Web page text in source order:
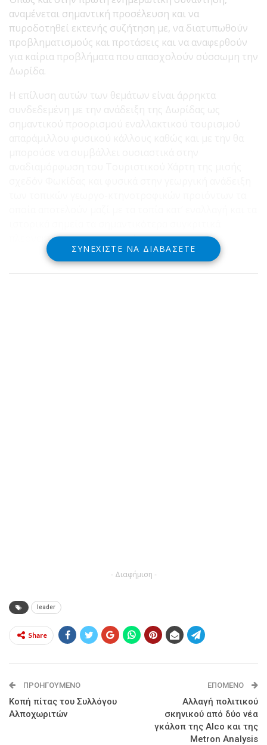
αναμένεται σημαντική προσέλευση και να
πυροδοτηθεί εκτενής συζήτηση με, να διατυπωθούν
προβληματισμούς και προτάσεις και να αναφερθούν
για καίρια προβλήματα που απασχολούν σύσσωμη την
Δωρίδα.
Η επίλυση αυτών των θεμάτων είναι άρρηκτα
συνδεδεμένη με την ανάδειξη της Δωρίδας ως
πλεονεκτήματα της περιοχής μας.
ΣΥΝΕΧΊΣΤΕ ΝΑ ΔΙΑΒΆΣΕΤΕ
- Διαφήμιση -
leader
Share
ΠΡΟΗΓΟΎΜΕΝΟ
Κοπή πίτας του Συλλόγου
Αλποχωριτών
ΕΠΌΜΕΝΟ
Αλλαγή πολιτικού
σκηνικού από δύο νέα
γκάλοπ της Alco και της
Metron Analysis